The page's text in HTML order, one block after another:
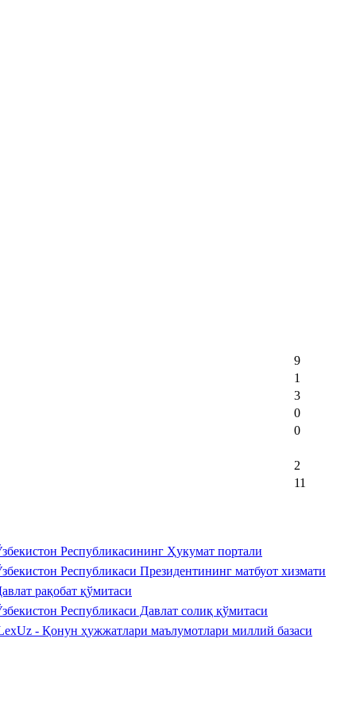
9
1
3
0
0
2
11
Республикасининг Ҳукумат портали
Республикаси Президентининг матбуот хизмати
рақобат қўмитаси
Республикаси Давлат солиқ қўмитаси
- Қонун ҳужжатлари маълумотлари миллий базаси